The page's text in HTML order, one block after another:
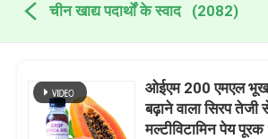
चीन खाद्य पदार्थों के स्वाद (2082)
ओईएम 200 एमएल भूख
बढ़ाने वाला सिरप
मल्टीविटामिन पेय